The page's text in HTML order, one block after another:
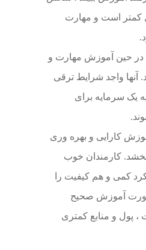
کمتر است و مهارت
در حین آموزش مهارت و
واجد شرایط ترقی
یک سرمایه برای
کارایی و بهره وری
بخشد. کارمندان خوب
کمی و هم کیفیت را
آموزش صحیح
، پول و منابع کمتری